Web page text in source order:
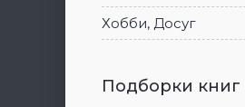
Хобби, Досуг
Подборки книг